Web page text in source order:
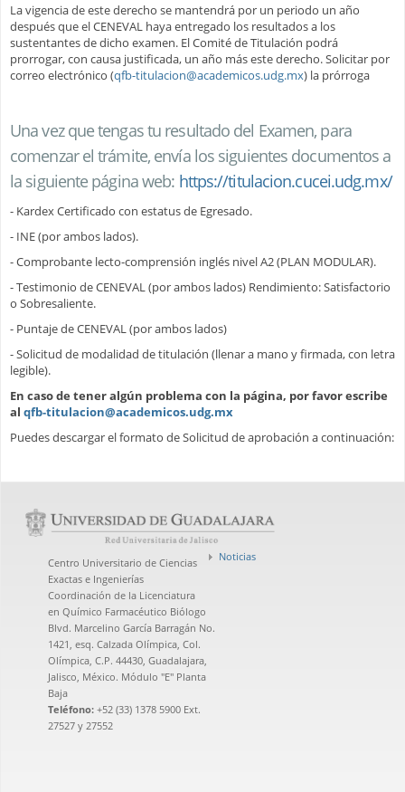
La vigencia de este derecho se mantendrá por un periodo un año
después que el CENEVAL haya entregado los resultados a los
sustentantes de dicho examen. El Comité de Titulación podrá
prorrogar, con causa justificada, un año más este derecho. Solicitar por
correo electrónico (qfb-titulacion@academicos.udg.mx) la prórroga
Una vez que tengas tu resultado del Examen, para
comenzar el trámite, envía los siguientes documentos a
la siguiente página web: https://titulacion.cucei.udg.mx/
- Kardex Certificado con estatus de Egresado.
- INE (por ambos lados).
- Comprobante lecto-comprensión inglés nivel A2 (PLAN MODULAR).
- Testimonio de CENEVAL (por ambos lados) Rendimiento: Satisfactorio
o Sobresaliente.
- Puntaje de CENEVAL (por ambos lados)
- Solicitud de modalidad de titulación (llenar a mano y firmada, con letra
legible).
En caso de tener algún problema con la página, por favor escribe
al qfb-titulacion@academicos.udg.mx
Puedes descargar el formato de Solicitud de aprobación a continuación:
Centro Universitario de Ciencias
Exactas e Ingenierías
Coordinación de la Licenciatura
en Químico Farmacéutico Biólogo
Blvd. Marcelino García Barragán No.
1421, esq. Calzada Olímpica, Col.
Olímpica, C.P. 44430, Guadalajara,
Jalisco, México. Módulo "E" Planta
Baja
Teléfono: +52 (33) 1378 5900 Ext.
27527 y 27552
Noticias